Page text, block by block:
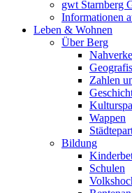
gwt Starnberg
Informationen
Leben & Wohnen
Über Berg
Zahlen
Wappen
Bildung
Schulen